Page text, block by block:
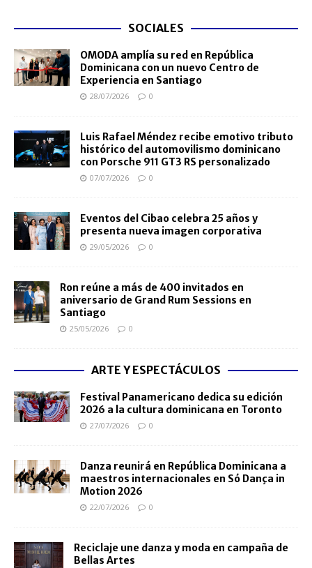
SOCIALES
OMODA amplía su red en República
Dominicana con un nuevo Centro de
Experiencia en Santiago
28/07/2026 0
Luis Rafael Méndez recibe emotivo tributo
histórico del automovilismo dominicano
con Porsche 911 GT3 RS personalizado
07/07/2026 0
Eventos del Cibao celebra 25 años y
presenta nueva imagen corporativa
29/05/2026 0
Ron reúne a más de 400 invitados en
aniversario de Grand Rum Sessions en
Santiago
25/05/2026 0
ARTE Y ESPECTÁCULOS
Festival Panamericano dedica su edición
2026 a la cultura dominicana en Toronto
27/07/2026 0
Danza reunirá en República Dominicana a
maestros internacionales en Só Dança in
Motion 2026
22/07/2026 0
Reciclaje une danza y moda en campaña de
Bellas Artes